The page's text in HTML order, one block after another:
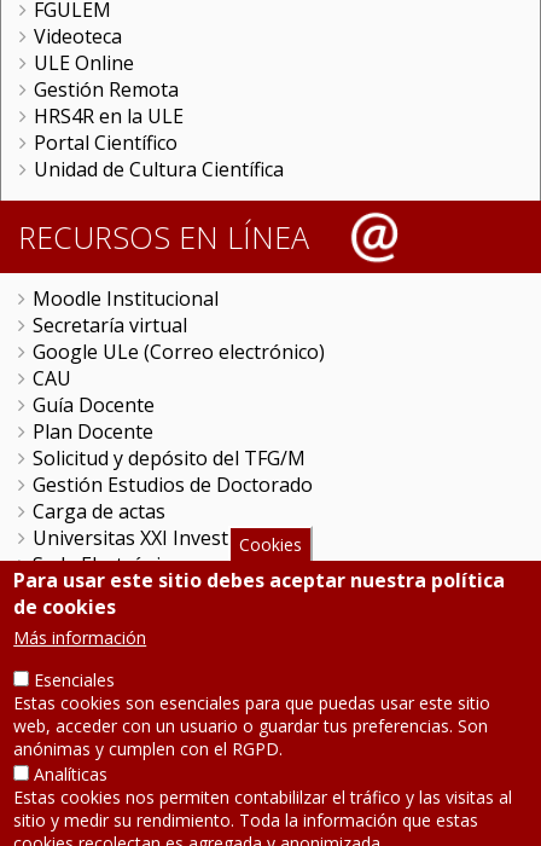
FGULEM
Videoteca
ULE Online
Gestión Remota
HRS4R en la ULE
Portal Científico
Unidad de Cultura Científica
RECURSOS EN LÍNEA
Moodle Institucional
Secretaría virtual
Google ULe (Correo electrónico)
CAU
Guía Docente
Plan Docente
Solicitud y depósito del TFG/M
Gestión Estudios de Doctorado
Carga de actas
Universitas XXI Investigación
Sede Electrónica
Tramitador unileon
Perfil del Contratante
Portal del Empleado
Servicio de Informática y Comunicaciones
SÍGUENOS
Teléfono: 987 291 000
Contacto
Cookies
Para usar este sitio debes aceptar nuestra política
de cookies
Más información
Esenciales
Estas cookies son esenciales para que puedas usar este sitio
web, acceder con un usuario o guardar tus preferencias. Son
anónimas y cumplen con el RGPD.
Analíticas
Estas cookies nos permiten contabililzar el tráfico y las visitas al
sitio y medir su rendimiento. Toda la información que estas